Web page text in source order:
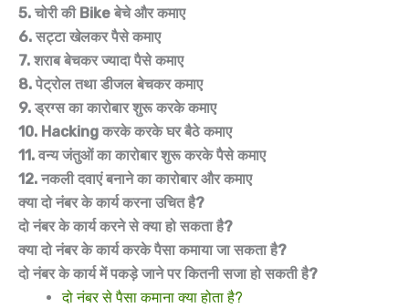
5. चोरी की Bike बेचे और कमाए
6. सट्टा खेलकर पैसे कमाए
7. शराब बेचकर ज्यादा पैसे कमाए
8. पेट्रोल तथा डीजल बेचकर कमाए
9. ड्रग्स का कारोबार शुरू करके कमाए
10. Hacking करके करके घर बैठे कमाए
11. वन्य जंतुओं का कारोबार शुरू करके पैसे कमाए
12. नकली दवाएं बनाने का कारोबार और कमाए
क्या दो नंबर के कार्य करना उचित है?
दो नंबर के कार्य करने से क्या हो सकता है?
क्या दो नंबर के कार्य करके पैसा कमाया जा सकता है?
दो नंबर के कार्य में पकड़े जाने पर कितनी सजा हो सकती है?
दो नंबर से पैसा कमाना क्या होता है?